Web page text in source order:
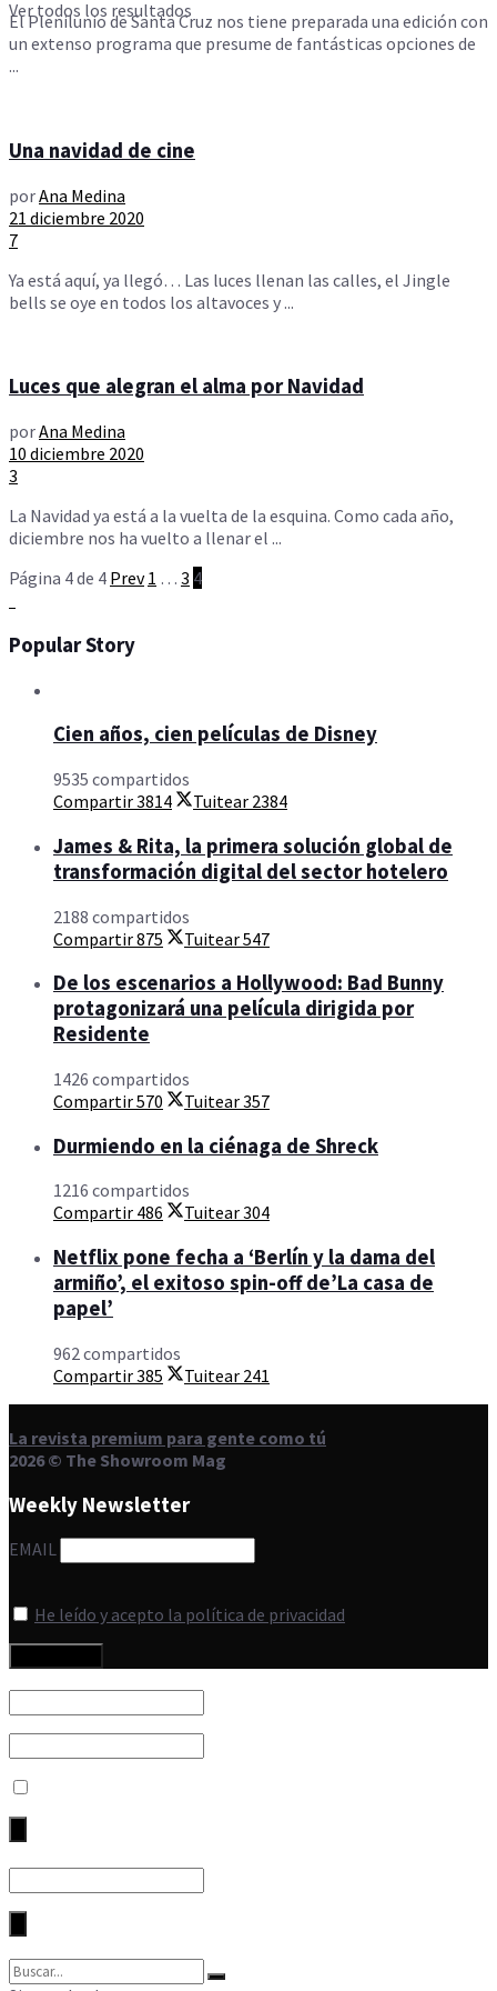
Ver todos los resultados
El Plenilunio de Santa Cruz nos tiene preparada una edición con
un extenso programa que presume de fantásticas opciones de
...
Una navidad de cine
porAna Medina
21 diciembre 2020
7
Ya está aquí, ya llegó… Las luces llenan las calles, el Jingle
bells se oye en todos los altavoces y ...
Luces que alegran el alma por Navidad
porAna Medina
10 diciembre 2020
3
La Navidad ya está a la vuelta de la esquina. Como cada año,
diciembre nos ha vuelto a llenar el ...
Página 4 de 4 Prev 1 … 3 4
Popular Story
Cien años, cien películas de Disney
9535 compartidos
Compartir3814 Tuitear 2384
James & Rita, la primera solución global de
transformación digital del sector hotelero
2188 compartidos
Compartir875 Tuitear547
De los escenarios a Hollywood: Bad Bunny
protagonizará una película dirigida por
Residente
1426 compartidos
Compartir570 Tuitear357
Durmiendo en la ciénaga de Shreck
1216 compartidos
Compartir 486 Tuitear304
Netflix pone fecha a ‘Berlín y la dama del
armiño’, el exitoso spin-off de’La casa de
papel’
962 compartidos
Compartir385 Tuitear 241
La revista premium para gente como tú
2026 © The Showroom Mag
Weekly Newsletter
EMAIL
He leído y acepto la política de privacidad